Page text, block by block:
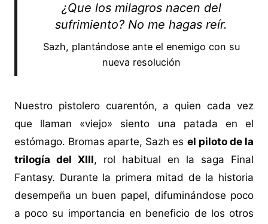
¿Que los milagros nacen del
sufrimiento? No me hagas reír.
Sazh, plantándose ante el enemigo con su
nueva resolución
Nuestro pistolero cuarentón, a quien cada vez
que llaman «viejo» siento una patada en el
estómago. Bromas aparte, Sazh es el piloto de la
trilogía del XIII, rol habitual en la saga Final
Fantasy. Durante la primera mitad de la historia
desempeña un buen papel, difuminándose poco
a poco su importancia en beneficio de los otros